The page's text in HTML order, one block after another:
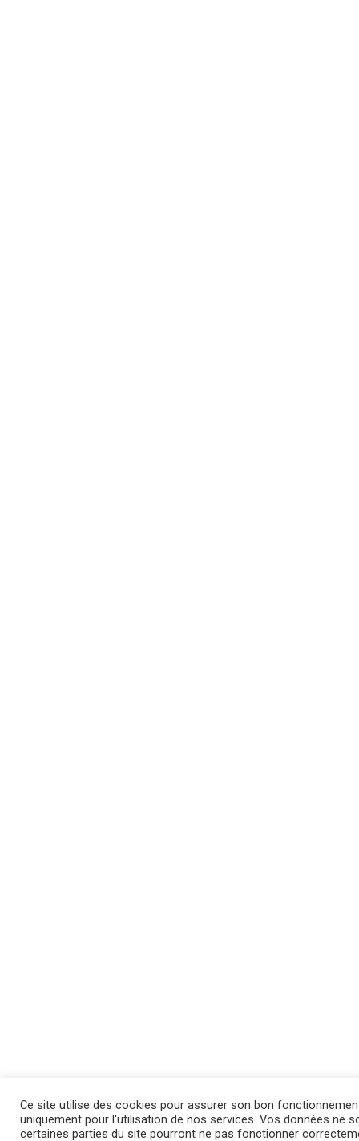
Ce site utilise des cookies pour assurer son bon
uniquement pour l'utilisation de nos services. Vos données ne
certaines parties du site pourront ne pas fonctionner